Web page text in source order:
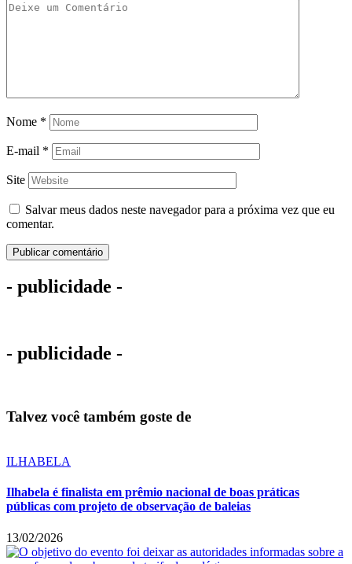
Nome *
E-mail *
Site
Salvar meus dados neste navegador para a próxima vez que eu
comentar.
- publicidade -
- publicidade -
Talvez você também goste de
ILHABELA
Ilhabela é finalista em prêmio nacional de boas práticas
públicas com projeto de observação de baleias
13/02/2026